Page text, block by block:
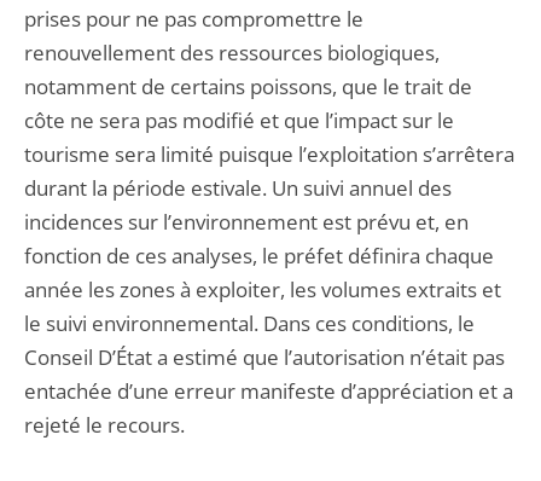
prises pour ne pas compromettre le
renouvellement des ressources biologiques,
notamment de certains poissons, que le trait de
côte ne sera pas modifié et que l’impact sur le
tourisme sera limité puisque l’exploitation s’arrêtera
durant la période estivale. Un suivi annuel des
incidences sur l’environnement est prévu et, en
fonction de ces analyses, le préfet définira chaque
année les zones à exploiter, les volumes extraits et
le suivi environnemental. Dans ces conditions, le
Conseil D’État a estimé que l’autorisation n’était pas
entachée d’une erreur manifeste d’appréciation et a
rejeté le recours.